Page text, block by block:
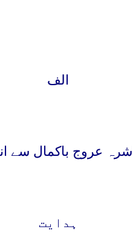
الف
عروج باکمال سے
ہدایت